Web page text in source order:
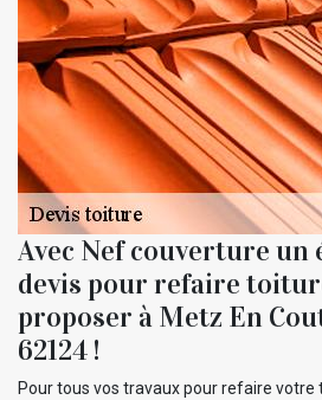
Avec Nef couverture un
devis pour refaire
proposer à Metz En
62124 !
Pour tous vos travaux pour refaire